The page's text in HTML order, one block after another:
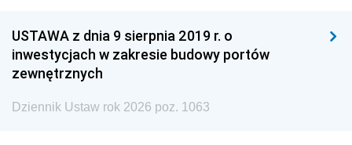
USTAWA z dnia 9 sierpnia 2019 r. o
inwestycjach w zakresie budowy portów
zewnętrznych
Dziennik Ustaw rok 2026 poz. 1063